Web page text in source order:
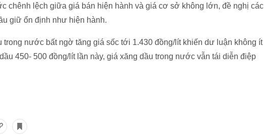
chênh lệch giữa giá bán hiện hành và giá cơ sở không lớn, đề nghị các
giữ ổn định như hiện hành.
trong nước bất ngờ tăng giá sốc tới 1.430 đồng/lít khiến dư luận không ít
450- 500 đồng/lít lần này, giá xăng dầu trong nước vẫn tái diễn điệp